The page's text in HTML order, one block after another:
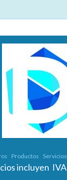
Productos Servicios
incluyen IVA